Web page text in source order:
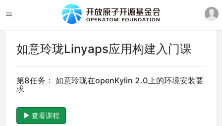
如意玲珑Linyaps应用构建入门课
第8任务： 如意玲珑在openKylin 2.0上的环境安装要
求
查看课程